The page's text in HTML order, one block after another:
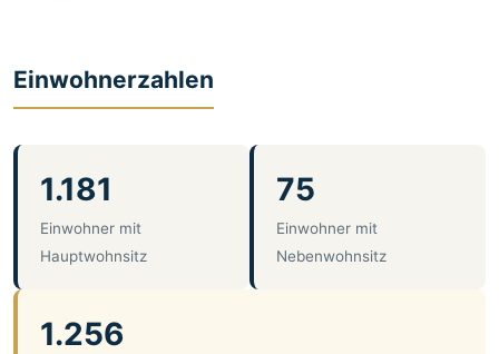
Einwohnerzahlen
1.181
Einwohner mit
Hauptwohnsitz
75
Einwohner mit
Nebenwohnsitz
1.256